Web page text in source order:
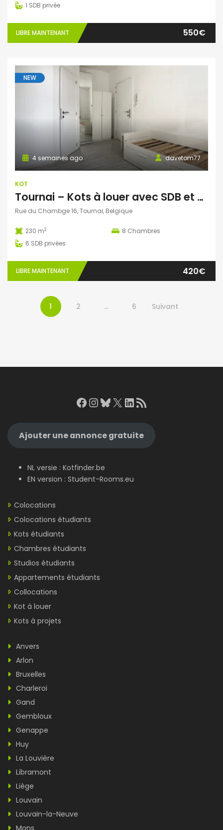
1 SDB privée
LIBRE MAINTENANT 550€
NEW
davetom77
4 semaines ago
KOT
Tournai – Kots à louer avec SDB et WC privés
Rue du Chambge 16, Tournai, Belgique
230 m2 8 Chambres
6 SDB privées
LIBRE MAINTENANT 420€
1 2 … 6 Suivant
Facebook
Instagram
Bluesky
X LinkedIn
RSS Feed
Ajouter une annonce gratuite
NL versie : Kotfinder.be
EN version : Student-Rooms.eu
Colocations
Colocations étudiants
Kots étudiants
Chambres étudiants
Studios étudiants
Appartements étudiants
Collocations
Kot à louer
Kots à projets
Anvers
Arlon
Bruxelles
Charleroi
Gand
Gembloux
Genappe
Huy
La Louvière
Libramont
Liège
Louvain
Louvain-la-Neuve